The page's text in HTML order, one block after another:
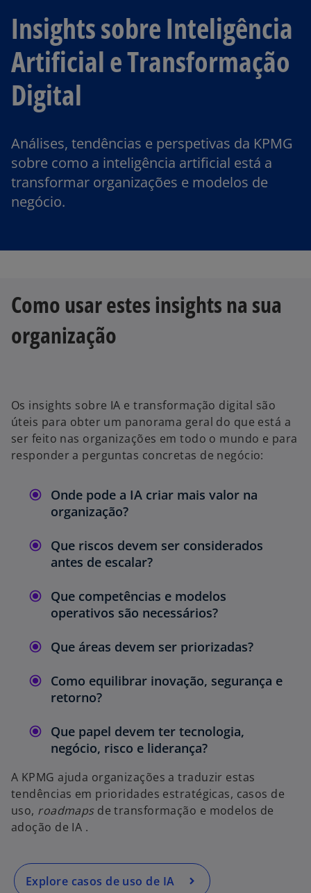
Insights sobre Inteligência
Artificial e Transformação
Digital
Análises, tendências e perspetivas da KPMG
sobre como a inteligência artificial está a
transformar organizações e modelos de
negócio.
Como usar estes insights na sua
organização
Os insights sobre IA e transformação digital são
úteis para obter um panorama geral do que está a
ser feito nas organizações em todo o mundo e para
responder a perguntas concretas de negócio:
Onde pode a IA criar mais valor na
organização?
Que riscos devem ser considerados
antes de escalar?
Que competências e modelos
operativos são necessários?
Que áreas devem ser priorizadas?
Como equilibrar inovação, segurança e
retorno?
Que papel devem ter tecnologia,
negócio, risco e liderança?
A KPMG ajuda organizações a traduzir estas
tendências em prioridades estratégicas, casos de
uso, roadmapsde transformação e modelos de
adoção de IA .
Explore casos de uso de IA